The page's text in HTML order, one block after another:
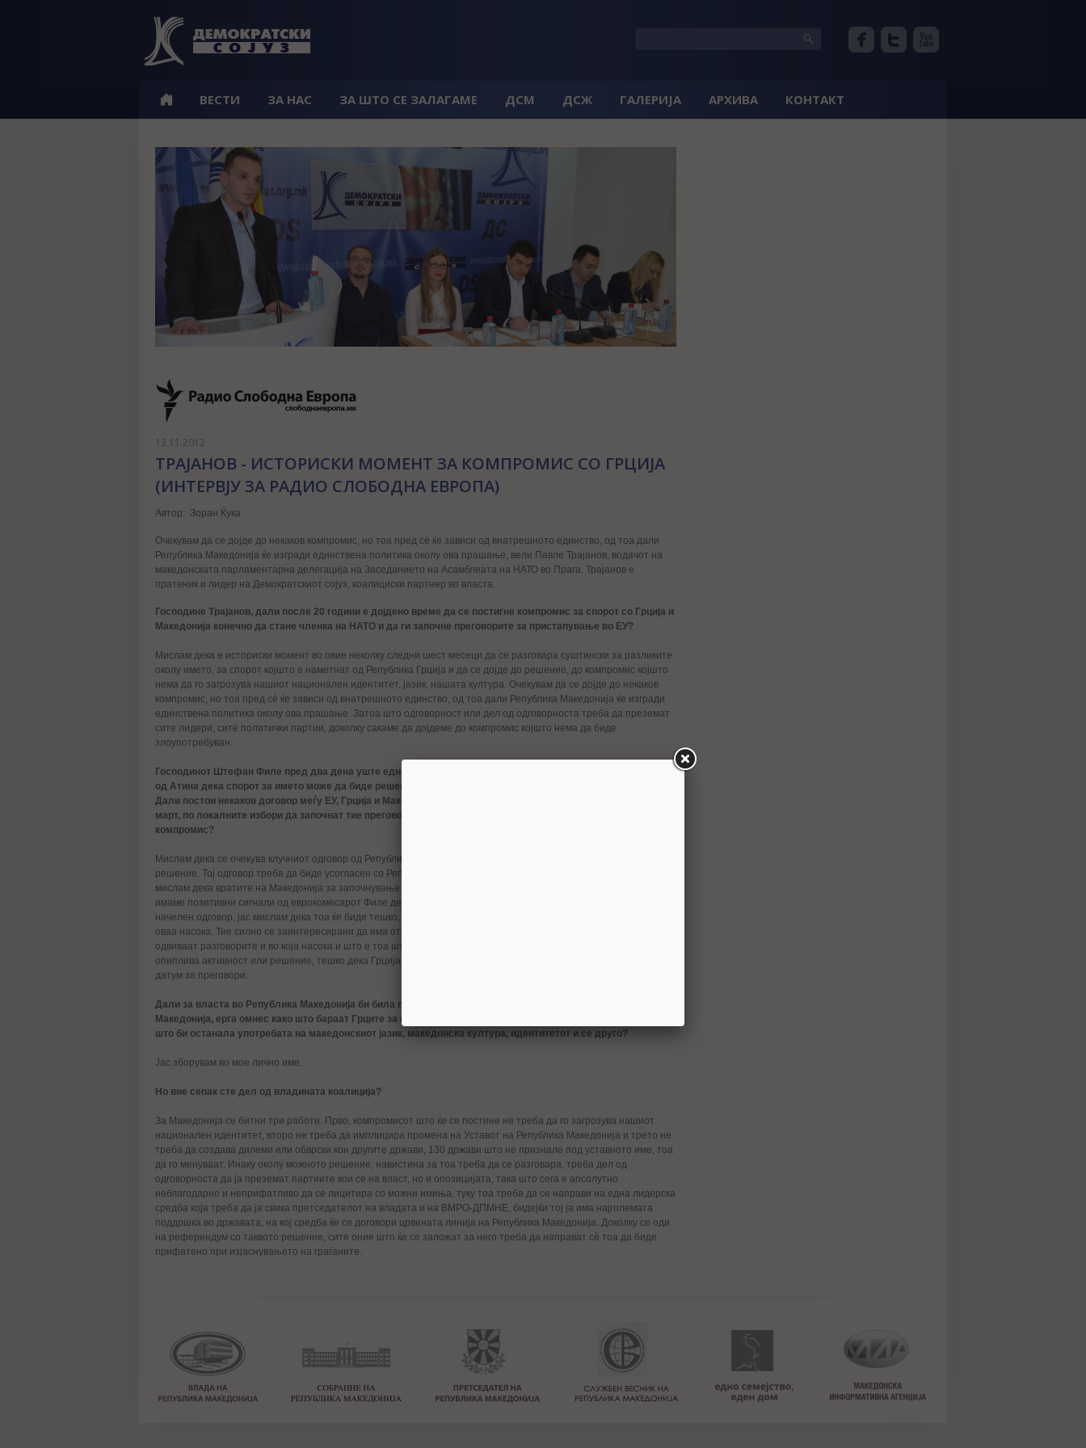
ВЕСТИ ЗА НАС ЗА ШТО СЕ ЗАЛАГАМЕ ДСМ ДСЖ ГАЛЕРИЈА АРХИВА КОНТАКТ
13.11.2012
ТРАЈАНОВ - ИСТОРИСКИ МОМЕНТ ЗА КОМПРОМИС СО ГРЦИЈА
(ИНТЕРВЈУ ЗА РАДИО СЛОБОДНА ЕВРОПА)
Aвтор: Зоран Ќука
Очекувам да се дојде до некаков компромис, но тоа пред сè ќе зависи од внатрешното единство, од тоа дали
Република Македонија ќе изгради единствена политика околу ова прашање, вели Павле Трајанов, водачот на
македонската парламентарна делегација на Заседанието на Асамблеата на НАТО во Прага. Трајанов е
пратеник и лидер на Демократскиот сојуз, коалициски партнер во власта.
Господине Трајанов, дали после 20 години е дојдено време да се постигне компромис за спорот со Грција и
Македонија конечно да стане членка на НАТО и да ги започне преговорите за пристапување во ЕУ?
Мислам дека е историски момент во овие неколку следни шест месеци да се разговара суштински за разликите
околу името, за спорот којшто е наметнат од Република Грција и да се дојде до решение, до компромис којшто
нема да го загрозува нашиот национален идентитет, јазик, нашата култура. Очекувам да се дојде до некаков
компромис, но тоа пред сè ќе зависи од внатрешното единство, од тоа дали Република Македонија ќе изгради
единствена политика околу ова прашање. Затоа што одговорност или дел од одговорноста треба да преземат
сите лидери, сите политички партии, доколку сакаме да дојдеме до компромис којшто нема да биде
злоупотребуван.
Господинот Штефан Филе пред два дена уште еднаш подвлече дека добива позитивни сигнали од Скопје и
од Атина дека спорот за името може да биде решен во раната фаза од преговорите за пристапување во ЕУ.
Дали постои некаков договор меѓу ЕУ, Грција и Македонија во декември да добиеме датум за преговори, по
март, по локалните избори да започнат тие преговори и до јуни, до летото да се постигне некаков
компромис?
Мислам дека се очекува клучниот одговор од Република Македонија во текот на овој месец околу можноста за
решение. Тој одговор треба да биде усогласен со Република Грција и доколку се дојде со таков еден компромис,
мислам дека вратите на Македонија за започнување на преговорите за влез во ЕУ ќе бидат отворени. Иако
имаме позитивни сигнали од еврокомесарот Филе дека може да се добие покана без да се постигне некаков
начелен одговор, јас мислам дека тоа ќе биде тешко, имајќи ги предвид околностите на Република Грција во
оваа насока. Тие силно се заинтересирани да има отприлика решение или најава за решение за тоа како ќе се
одвиваат разговорите и во која насока и што е тоа што може да се постигне како договор. Без една таква
опиплива активност или решение, тешко дека Грција ќе даде согласност на 10 декември за определување на
датум за преговори.
Дали за власта во Република Македонија би била прифатлива придавката, да речеме Северна Република
Македонија, ерга омнес како што бараат Грците за севкупна употреба, освен за внатре во државата, со тоа
што би останала употребата на македонскиот јазик, македонска култура, идентитетот и се друго?
Јас зборувам во мое лично име.
Но вие сепак сте дел од владината коалиција?
За Македонија се битни три работи. Прво, компромисот што ќе се постине не треба да го загрозува нашиот
национален идентитет, второ не треба да имплицира промена на Уставот на Република Македонија и трето не
треба да создава дилеми или обврски кон другите држави, 130 држави што не признале под уставното име, тоа
да го менуваат. Инаку околу можното решение, навистина за тоа треба да се разговара, треба дел од
одговорноста да ја преземат партиите кои се на власт, но и опозицијата, така што сега е апсолутно
неблагодарно и неприфатливо да се лицитира со можни имиња, туку тоа треба да се направи на една лидерска
средба која треба да ја свика претседателот на владата и на ВМРО-ДПМНЕ, бидејќи тој ја има најголемата
поддршка во државата, на кој средба ќе се договори црвената линија на Република Македонија. Доколку се оди
на референдум со таквото решение, сите оние што ќе се заложат за него треба да направат сè тоа да биде
прифатено при изјаснувањето на граѓаните.